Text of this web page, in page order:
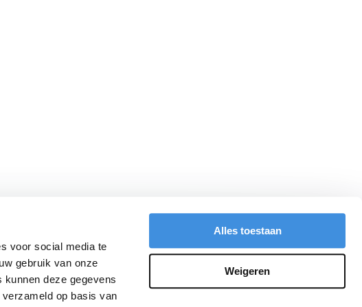
voor social media te
gebruik van onze
deze gegevens
op basis van
Alles toestaan
Weigeren